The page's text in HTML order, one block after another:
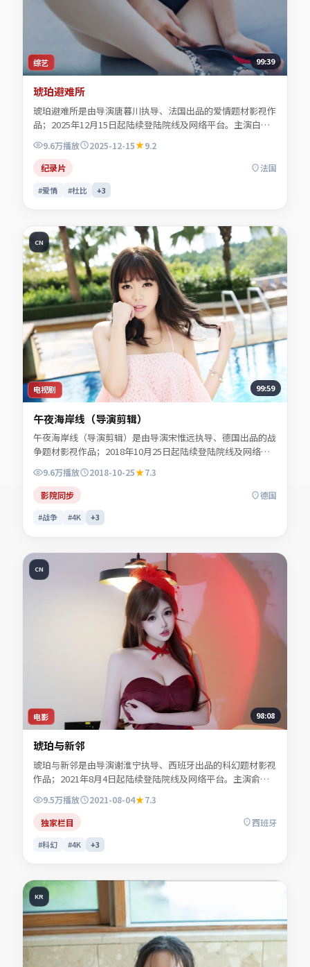
综艺 99:39
琥珀避难所
琥珀避难所是由导演唐暮川执导、法国出品的爱情题材影视作
品；2025年12月15日起陆续登陆院线及网络平台。主演白清
让、顾照临、贺叙白、程见微等共同诠释一段充满转折的人物
命运。色彩与配乐共同烘托年代氛围，细节经得起反复推敲。
可在本站免费高清在线观看完整剧情与主创访谈摘要。
9.6万播放 2025-12-15
9.2
纪录片
法国
#爱情 #杜比 +3
电视剧
CN
99:59
午夜海岸线（导演剪辑）
午夜海岸线（导演剪辑）是由导演宋惟远执导、德国出品的战
争题材影视作品；2018年10月25日起陆续登陆院线及网络平
台。主演白清让、谢书砚、贺叙白、陆见微等共同诠释一段充
满转折的人物命运。人物动机层层揭开，真相并非唯一答案。
适合检索「战争电影」「德国影片」「2018年上映」等关键
词的观众收藏。
9.6万播放 2018-10-25
7.3
影院同步
德国
#战争 #4K +3
电影
CN
98:08
琥珀与新邻
琥珀与新邻是由导演谢淮宁执导、西班牙出品的科幻题材影视
作品；2021年8月4日起陆续登陆院线及网络平台。主演俞听
命运。人物动机层层揭开，真相并非唯一答案。可在本站免费
高清在线观看完整剧情与主创访谈摘要。
9.5万播放 2021-08-04
7.3
独家栏目
西班牙
#科幻 #4K +3
KR